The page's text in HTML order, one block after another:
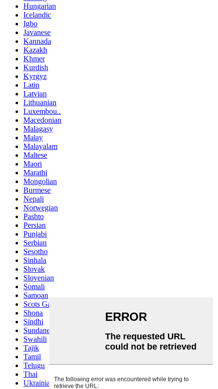
Hungarian
Icelandic
Igbo
Javanese
Kannada
Kazakh
Khmer
Kurdish
Kyrgyz
Latin
Latvian
Lithuanian
Luxembou..
Macedonian
Malagasy
Malay
Malayalam
Maltese
Maori
Marathi
Mongolian
Burmese
Nepali
Norwegian
Pashto
Persian
Punjabi
Serbian
Sesotho
Sinhala
Slovak
Slovenian
Somali
Samoan
Scots Gaelic
Shona
Sindhi
Sundanese
Swahili
Tajik
Tamil
Telugu
Thai
Ukrainian